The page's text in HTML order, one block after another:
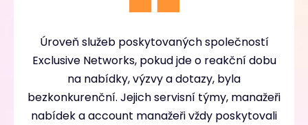
Úroveň služeb poskytovaných společností
Exclusive Networks, pokud jde o reakční dobu
na nabídky, výzvy a dotazy, byla
bezkonkurenční. Jejich servisní týmy, manažeři
nabídek a account manažeři vždy poskytovali